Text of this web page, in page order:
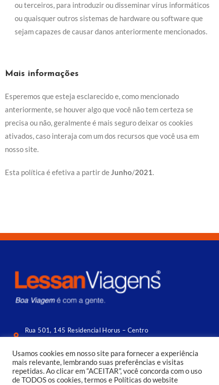
ou terceiros, para introduzir ou disseminar vírus informáticos
ou quaisquer outros sistemas de hardware ou software que
sejam capazes de causar danos anteriormente mencionados.
Mais informações
Esperemos que esteja esclarecido e, como mencionado
anteriormente, se houver algo que você não tem certeza se
precisa ou não, geralmente é mais seguro deixar os cookies
ativados, caso interaja com um dos recursos que você usa em
nosso site.
Esta política é efetiva a partir deJunho/2021.
Rua 501, 145 Residencial Horus – Centro
contato@lessan.com.br
(47) 3056 4144​
Usamos cookies em nosso site para fornecer a experiência
mais relevante, lembrando suas preferências e visitas
repetidas. Ao clicar em “ACEITAR”, você concorda com o uso
de TODOS os cookies, termos e Políticas do website